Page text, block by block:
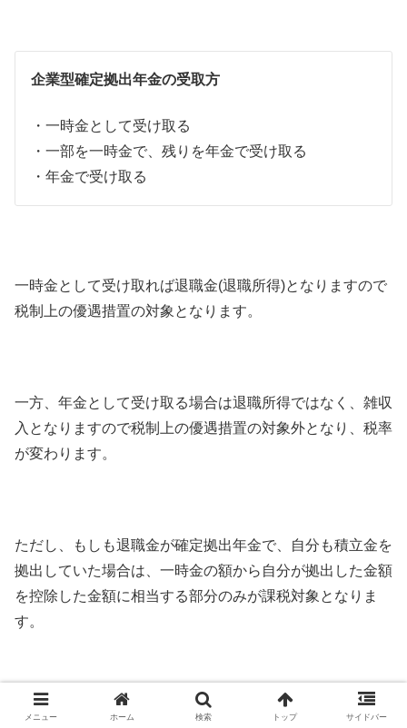
企業型確定拠出年金の受取方
・一時金として受け取る
・一部を一時金で、残りを年金で受け取る
・年金で受け取る
一時金として受け取れば退職金(退職所得)となりますので
税制上の優遇措置の対象となります。
一方、年金として受け取る場合は退職所得ではなく、雑収
入となりますので税制上の優遇措置の対象外となり、税率
が変わります。
ただし、もしも退職金が確定拠出年金で、自分も積立金を
拠出していた場合は、一時金の額から自分が拠出した金額
を控除した金額に相当する部分のみが課税対象となりま
す。
自分が拠出した分は非課税
メニュー ホーム 検索 トップ サイドバー